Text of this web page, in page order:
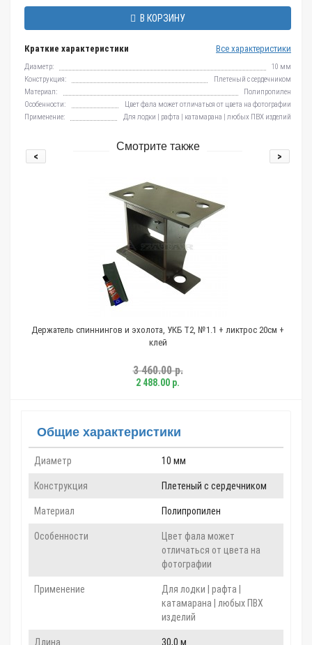
В КОРЗИНУ
Краткие характеристики Все характеристики
Диаметр:
10 мм
Конструкция:
Плетеный с сердечником
Материал:
Полипропилен
Особенности:
Цвет фала может отличаться от цвета на фотографии
Применение:
Для лодки | рафта | катамарана | любых ПВХ изделий
Смотрите также
спиннингов и эхолота, УКБ Т2, №1.1 + ликтрос 20см +
< >
Общие характеристики
Диаметр 10 мм
Конструкция Плетеный с сердечником
Материал Полипропилен
Особенности
Цвет фала может
отличаться от цвета на
фотографии
Применение
Для лодки | рафта |
катамарана | любых ПВХ
изделий
Длина 30,0 м